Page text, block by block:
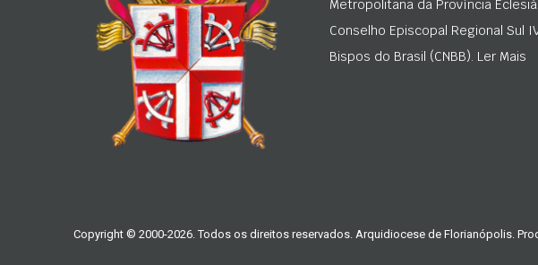
Metropolitana da Província
Conselho Episcopal Regional Sul
Bispos do Brasil (CNBB). Ler Mais
Copyright © 2000-2026. Todos os direitos reservados. Arquidiocese de Florianópolis.